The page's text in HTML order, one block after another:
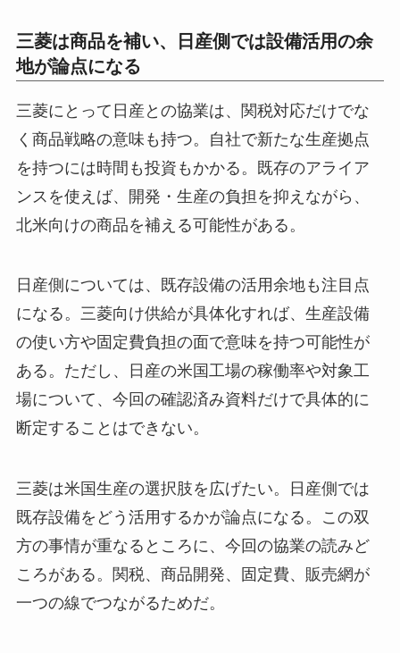
三菱は商品を補い、日産側では設備活用の余
地が論点になる
三菱にとって日産との協業は、関税対応だけでな
く商品戦略の意味も持つ。自社で新たな生産拠点
を持つには時間も投資もかかる。既存のアライア
ンスを使えば、開発・生産の負担を抑えながら、
北米向けの商品を補える可能性がある。
日産側については、既存設備の活用余地も注目点
になる。三菱向け供給が具体化すれば、生産設備
の使い方や固定費負担の面で意味を持つ可能性が
ある。ただし、日産の米国工場の稼働率や対象工
場について、今回の確認済み資料だけで具体的に
断定することはできない。
三菱は米国生産の選択肢を広げたい。日産側では
既存設備をどう活用するかが論点になる。この双
方の事情が重なるところに、今回の協業の読みど
ころがある。関税、商品開発、固定費、販売網が
一つの線でつながるためだ。